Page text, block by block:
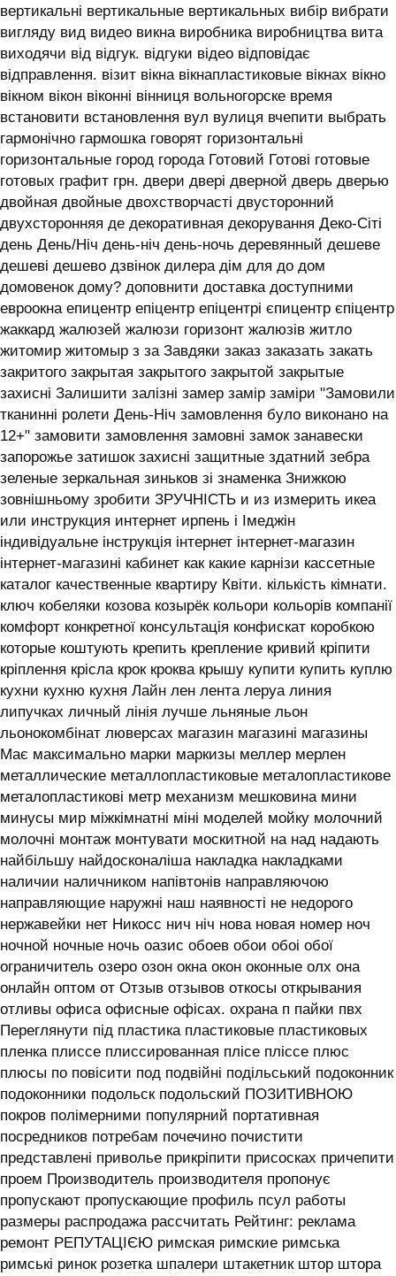
вертикальні вертикальные вертикальных вибір вибрати
вигляду вид видео викна виробника виробництва вита
виходячи від відгук. відгуки відео відповідає
відправлення. візит вікна вікнапластиковые вікнах вікно
вікном вікон віконні вінниця вольногорске время
встановити встановлення вул вулиця вчепити выбрать
гармонічно гармошка говорят горизонтальні
горизонтальные город города Готовий Готові готовые
готовых графит грн. двери двері дверной дверь дверью
двойная двойные двохстворчасті двусторонний
двухсторонняя де декоративная декорування Деко-Сіті
день День/Ніч день-ніч день-ночь деревянный дешеве
дешеві дешево дзвінок дилера дім для до дом
домовенок дому? доповнити доставка доступними
евроокна епицентр епіцентр епіцентрі єпицентр єпіцентр
жаккард жалюзей жалюзи горизонт жалюзів житло
житомир житомыр з за Завдяки заказ заказать закать
закритого закрытая закрытого закрытой закрытые
захисні Залишити залізні замер замір заміри "Замовили
тканинні ролети День-Ніч замовлення було виконано на
12+" замовити замовлення замовні замок занавески
запорожье затишок захисні защитные здатний зебра
зеленые зеркальная зиньков зі знаменка Знижкою
зовнішньому зробити ЗРУЧНІСТЬ и из измерить икеа
или инструкция интернет ирпень і ‎Імеджін
індивідуальне інструкція інтернет інтернет-магазин
інтернет-магазині кабинет как какие карнізи кассетные
каталог качественные квартиру Квіти. кількість кімнати.
ключ кобеляки козова козырёк кольори кольорів компанії
комфорт конкретної консультація конфискат коробкою
которые коштують крепить крепление кривий кріпити
кріплення крісла крок кроква крышу купити купить куплю
кухни кухню кухня ‎Лайн лен лента леруа линия
липучках личный лінія лучше льняные льон
льонокомбінат люверсах магазин магазині магазины
Має максимально марки маркизы меллер мерлен
металлические металлопластиковые металопластикове
металопластикові метр механизм мешковина мини
минусы мир міжкімнатні міні моделей мойку молочний
молочні монтаж монтувати москитной на над надають
найбільшу найдосконаліша накладка накладками
наличии наличником напівтонів направляючою
направляющие наружні наш наявності не недорого
нержавейки нет Никосс нич ніч нова новая номер ноч
ночной ночные ночь оазис обоев обои обоі обої
ограничитель озеро озон окна окон оконные олх она
онлайн оптом от Отзыв отзывов откосы открывания
отливы офиса офисные офісах. охрана п пайки пвх
Переглянути під пластика пластиковые пластиковых
пленка плиссе плиссированная плісе пліссе плюс
плюсы по повісити под подвійні подільський подоконник
подоконники подольск подольский ПОЗИТИВНОЮ
покров полімерними популярний портативная
посредников потребам почечино почистити
представлені приволье прикріпити присосках причепити
проем Производитель производителя пропонує
пропускают пропускающие профиль псул работы
размеры распродажа рассчитать Рейтинг: реклама
ремонт РЕПУТАЦІЄЮ римская римские римська
римські ринок розетка шпалери штакетник штор штора